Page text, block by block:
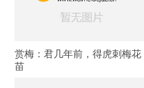
赏梅：君几年前，得虎刺梅花
苗